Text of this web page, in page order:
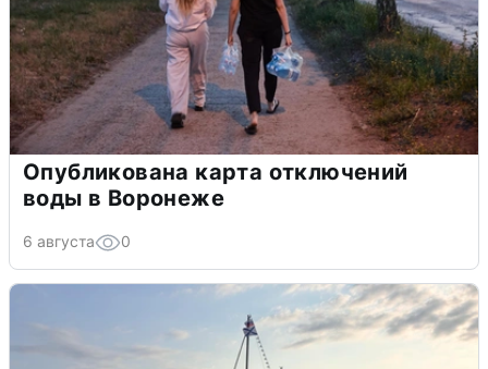
Опубликована карта отключений
воды в Воронеже
6 августа 0